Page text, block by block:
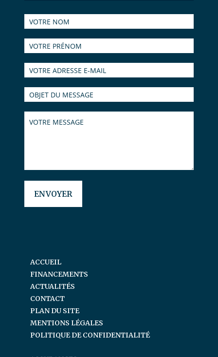
ACCUEIL
FINANCEMENTS
ACTUALITÉS
CONTACT
PLAN DU SITE
MENTIONS LÉGALES
POLITIQUE DE CONFIDENTIALITÉ